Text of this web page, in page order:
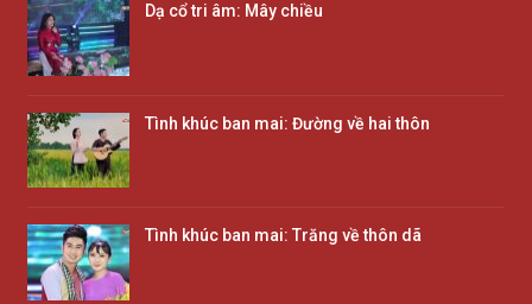
Dạ cổ tri âm: Mây chiều
Tình khúc ban mai: Đường về hai thôn
Tình khúc ban mai: Trăng về thôn dã